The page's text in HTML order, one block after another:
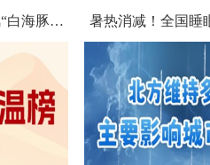
台风数字画像：马拉松台风“白海豚”将影响十余省份 暑热消减！全国睡